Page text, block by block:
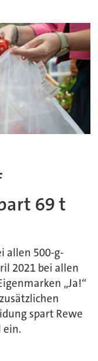
69 t
allen 500-g-
2021 bei allen
„Ja!“
spart Rewe
ein.